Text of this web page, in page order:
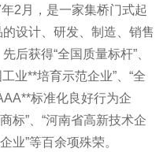
2月，是一家集桥门式起
设计、研发、制造、销售
后获得“全国质量标杆”、
业**培育示范企业”、“全
标准化良好行为企
标”、“河南省高新技术企
业”等百余项殊荣。